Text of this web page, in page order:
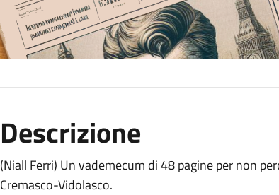
Descrizione
(Niall Ferri) Un vademecum di 48 pagine per non
Cremasco-Vidolasco.